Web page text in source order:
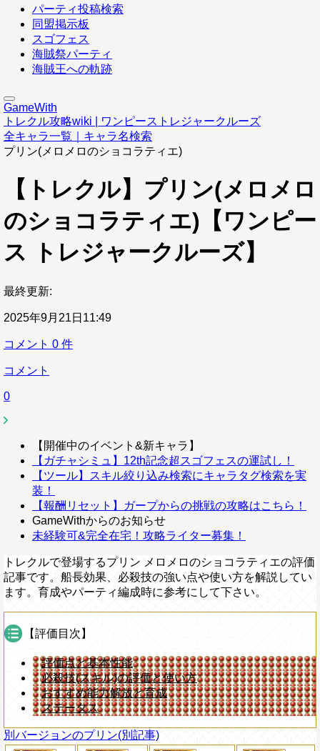
パーティ投稿検索
同盟掲示板
スゴフェス
海賊祭パーティ
海賊王への軌跡
GameWith
トレクル攻略wiki | ワンピーストレジャークルーズ
全キャラ一覧｜キャラ名検索
プリン(メロメロのショコラティエ)
【トレクル】プリン(メロメロ
のショコラティエ)【ワンピー
ス トレジャークルーズ】
最終更新:
2025年9月21日11:49
コメント 0 件
コメント
0
【開催中のイベント&新キャラ】
【ガチャシミュ】12th記念超スゴフェスの運試し！
【ツール】スキル絞り込み検索にキャラタグ検索を実
装！
【報酬リセット】ガープからの挑戦の攻略はこちら！
GameWithからのお知らせ
未経験可&完全在宅！攻略ライター募集！
トレクルで登場するプリン メロメロのショコラティエの評価
記事です。船長効果、必殺技の強い点や使い方を解説してい
ます。育成やパーティ編成時に参考にして下さい。
【評価目次】
評価点と基本性能
必殺技(スキル)の評価と使い方
おすすめ能力解放と育成
ステータス
別バージョンのプリン(別記事)